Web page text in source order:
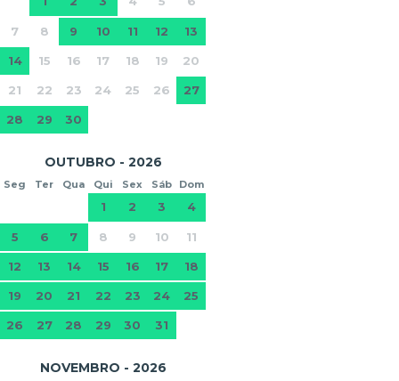
7 8 9 10 11 12 13
14 15 16 17 18 19 20
21 22 23 24 25 26 27
28 29 30
OUTUBRO - 2026
Seg Ter Qua Qui Sex Sáb Dom
1 2 3 4
5 6 7 8 9 10 11
12 13 14 15 16 17 18
19 20 21 22 23 24 25
26 27 28 29 30 31
NOVEMBRO - 2026